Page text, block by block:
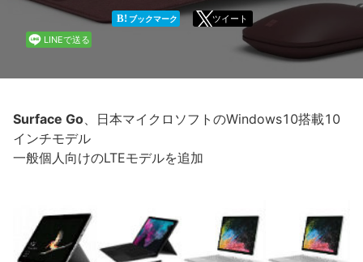
B! ブックマーク
ツイート
LINEで送る
Surface Go、日本マイクロソフトのWindows10搭載10
インチモデル
一般個人向けのLTEモデルを追加